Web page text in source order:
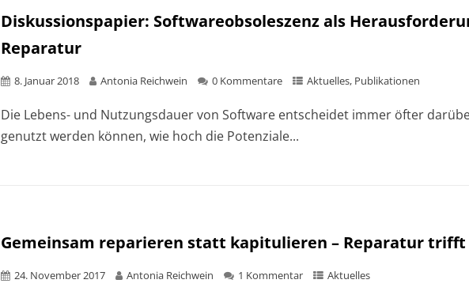
Diskussionspapier: Softwareobsoleszenz als
Reparatur
8. Januar 2018 Antonia Reichwein 0 Kommentare Aktuelles, Publikationen
Die Lebens- und Nutzungsdauer von Software entscheidet immer öfter
genutzt werden können, wie hoch die Potenziale...
Gemeinsam reparieren statt kapitulieren – Reparatur trifft
24. November 2017 Antonia Reichwein 1 Kommentar Aktuelles